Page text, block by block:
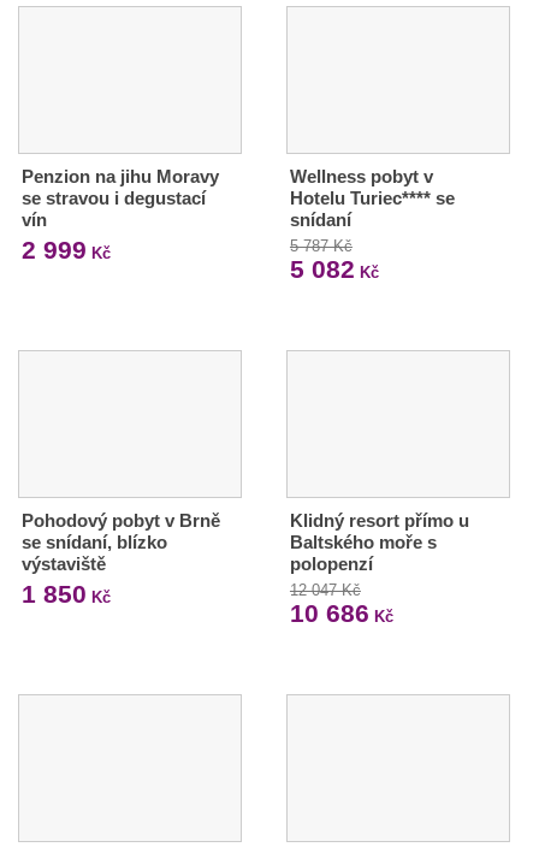
Penzion na jihu Moravy
se stravou i degustací
vín
2 999 Kč
Wellness pobyt v
Hotelu Turiec**** se
snídaní
5 787 Kč
5 082 Kč
Pohodový pobyt v Brně
se snídaní, blízko
výstaviště
1 850 Kč
Klidný resort přímo u
Baltského moře s
polopenzí
12 047 Kč
10 686 Kč